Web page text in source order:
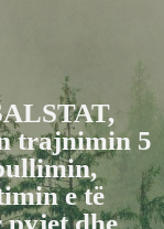
trajnimin 5
e të
pyjet dhe